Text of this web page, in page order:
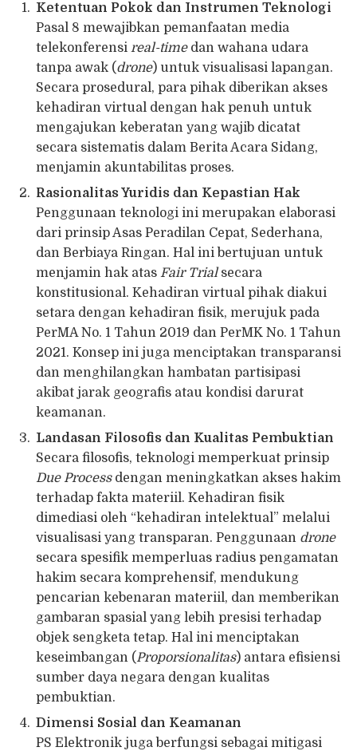
Ketentuan Pokok dan Instrumen Teknologi
Pasal 8 mewajibkan pemanfaatan media
telekonferensi real-timedan wahana udara
tanpa awak (drone) untuk visualisasi lapangan.
Secara prosedural, para pihak diberikan akses
kehadiran virtual dengan hak penuh untuk
mengajukan keberatan yang wajib dicatat
secara sistematis dalam Berita Acara Sidang,
menjamin akuntabilitas proses.
Rasionalitas Yuridis dan Kepastian Hak
Penggunaan teknologi ini merupakan elaborasi
dari prinsip Asas Peradilan Cepat, Sederhana,
dan Berbiaya Ringan. Hal ini bertujuan untuk
menjamin hak atas Fair Trialsecara
konstitusional. Kehadiran virtual pihak diakui
setara dengan kehadiran fisik, merujuk pada
PerMA No. 1 Tahun 2019 dan PerMK No. 1 Tahun
2021. Konsep ini juga menciptakan transparansi
dan menghilangkan hambatan partisipasi
akibat jarak geografis atau kondisi darurat
keamanan.
Landasan Filosofis dan Kualitas Pembuktian
Secara filosofis, teknologi memperkuat prinsip
Due Processdengan meningkatkan akses hakim
terhadap fakta materiil. Kehadiran fisik
dimediasi oleh “kehadiran intelektual” melalui
visualisasi yang transparan. Penggunaan drone
secara spesifik memperluas radius pengamatan
hakim secara komprehensif, mendukung
pencarian kebenaran materiil, dan memberikan
gambaran spasial yang lebih presisi terhadap
objek sengketa tetap. Hal ini menciptakan
keseimbangan (Proporsionalitas) antara efisiensi
sumber daya negara dengan kualitas
pembuktian.
Dimensi Sosial dan Keamanan
PS Elektronik juga berfungsi sebagai mitigasi